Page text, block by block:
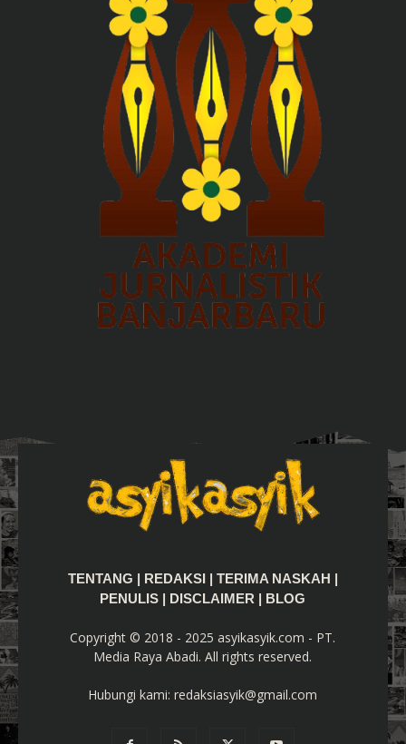
TENTANG REDAKSI TERIMA NASKAH
PENULIS
DISCLAIMER BLOG
Copyright © 2018 - 2025 asyikasyik.com - PT.
Media Raya Abadi. All rights reserved.
Hubungi kami:redaksiasyik@gmail.com